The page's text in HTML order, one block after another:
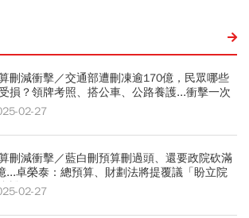
刪減衝擊／交通部遭刪凍逾170億，民眾哪些
損？領牌考照、搭公車、公路養護...衝擊一次
02-27
刪減衝擊／藍白刪預算刪過頭、還要政院砍滿
...卓榮泰：總預算、財劃法將提覆議「盼立院
說明」
02-27